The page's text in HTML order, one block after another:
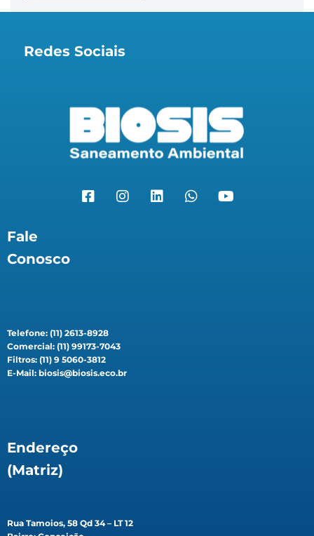
Redes Sociais
Fale
Conosco
Telefone: (11) 2613-8928
Comercial: (11) 99173-7043
Filtros: (11) 9 5060-3812
E-Mail: biosis@biosis.eco.br
Endereço
(Matriz)
Rua Tamoios, 58 Qd 34 – LT 12